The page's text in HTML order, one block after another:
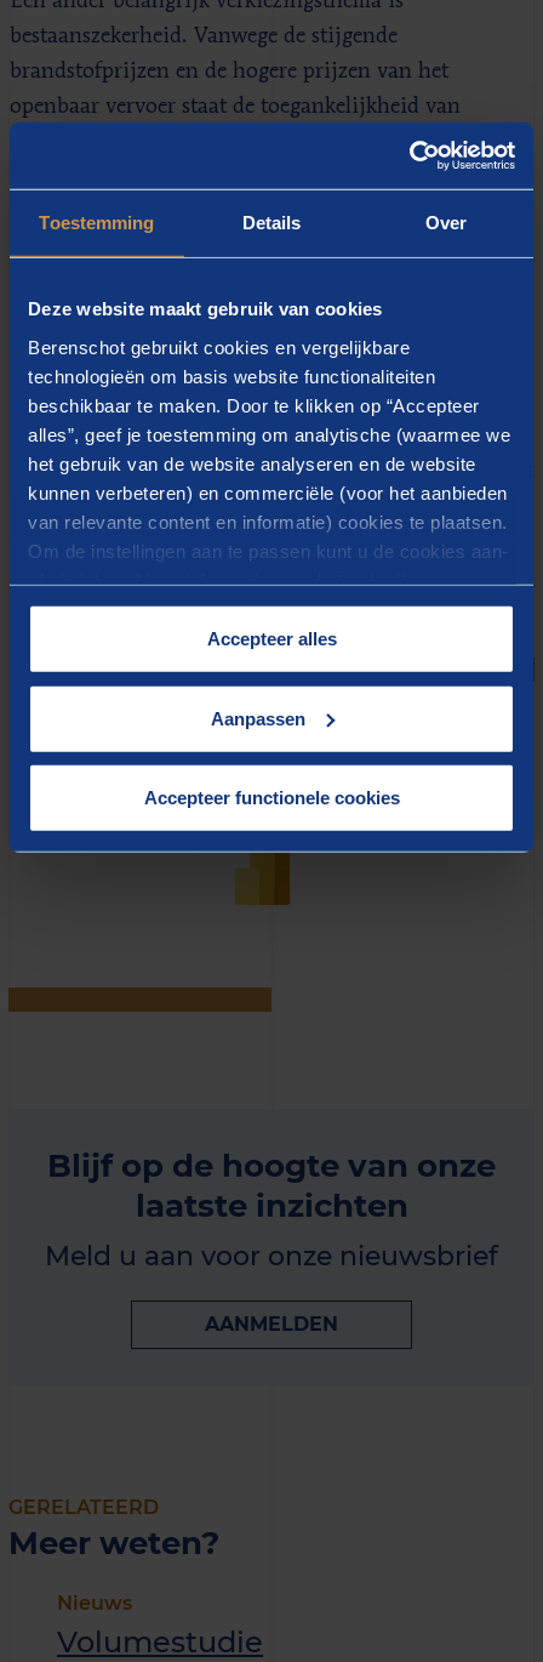
Toestemming Details Over
Deze website maakt gebruik van cookies
Berenschot gebruikt cookies en vergelijkbare
technologieën om basis website functionaliteiten
beschikbaar te maken. Door te klikken op “Accepteer
alles”, geef je toestemming om analytische (waarmee we
het gebruik van de website analyseren en de website
kunnen verbeteren) en commerciële (voor het aanbieden
van relevante content en informatie) cookies te plaatsen.
Om de instellingen aan te passen kunt u de cookies aan-
cookies op onze website treft u in onze
Accepteer alles
Aanpassen
Accepteer functionele cookies
bestaanszekerheid. Vanwege de stijgende
brandstofprijzen en de hogere prijzen van het
openbaar vervoer staat de toegankelijkheid van
mobiliteit onder druk. Hierdoor kunnen mensen
minder makkelijk naar hun werk en zijn zij beperkt in
hun keuzes.
Om snel inzichtelijk te maken waar welke partij voor
elkaar gezet. Klik op het eerste tabblad op partijen en
thema’s. Vervolgens staat op het tweede tabblad per
partij een samenvatting van hun visie op mobiliteit.
Ontdek hoe partijen zich opstellen ten aanzien van dit
cruciale vraagstuk!
Blijf op de hoogte van onze
laatste inzichten
Meld u aan voor onze nieuwsbrief
AANMELDEN
GERELATEERD
Meer weten?
Nieuws
Volumestudie